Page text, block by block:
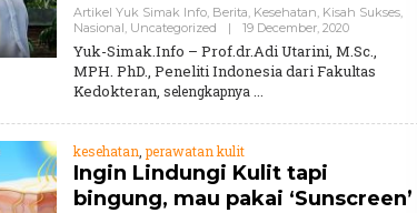
Artikel Yuk Simak Info, Berita, Kesehatan, Kisah Sukses,
Nasional, Uncategorized | 19 December, 2020By
August
Yuk-Simak.Info – Prof.dr.Adi Utarini, M.Sc.,
MPH. PhD., Peneliti Indonesia dari Fakultas
Kedokteran, selengkapnya
kesehatan,perawatan kulit
Ingin Lindungi Kulit tapi
bingung, mau pakai ‘Sunscreen’